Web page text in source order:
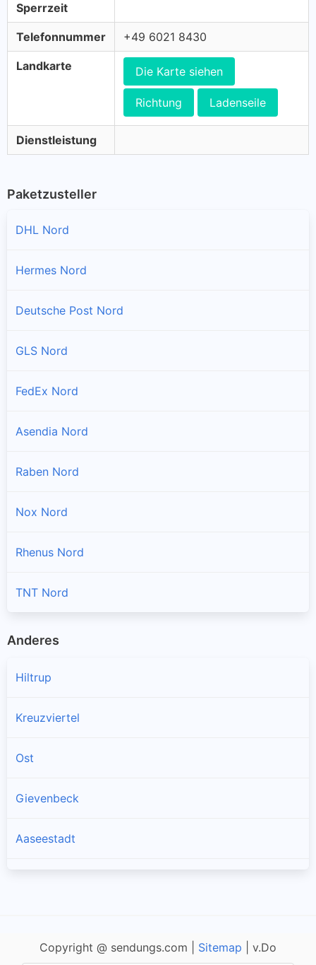
Sperrzeit
Telefonnummer +49 6021 8430
Landkarte Die Karte siehen
Richtung Ladenseile
Dienstleistung
Paketzusteller
DHL Nord
Hermes Nord
Deutsche Post Nord
GLS Nord
FedEx Nord
Asendia Nord
Raben Nord
Nox Nord
Rhenus Nord
TNT Nord
Anderes
Hiltrup
Kreuzviertel
Ost
Gievenbeck
Aaseestadt
Angelmodde
Copyright @ sendungs.com | Sitemap | v.Do